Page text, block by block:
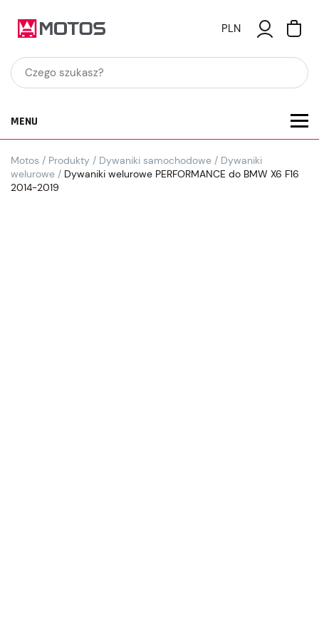
PLN
MENU
Motos / Produkty / Dywaniki samochodowe / Dywaniki
welurowe / Dywaniki welurowe PERFORMANCE do BMW X6 F16
2014-2019